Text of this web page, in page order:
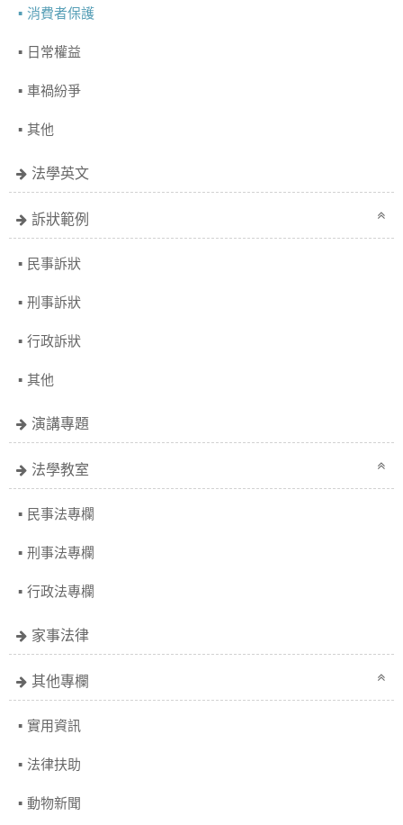
消費者保護
日常權益
車禍紛爭
其他
法學英文
訴狀範例
民事訴狀
刑事訴狀
行政訴狀
其他
演講專題
法學教室
民事法專欄
刑事法專欄
行政法專欄
家事法律
其他專欄
實用資訊
法律扶助
動物新聞